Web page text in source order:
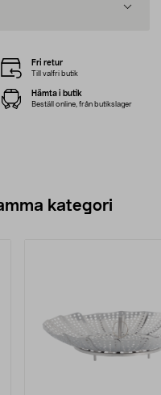
Fri retur
Till valfri butik
Hämta i butik
Beställ online, från butikslager
kategori